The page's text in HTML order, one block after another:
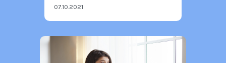
07.10.2021